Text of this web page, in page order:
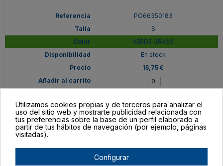
PO66350183
S
VERDE GRASS
En stock
15,75 €
Utilizamos cookies propias y de terceros para analizar el
uso del sitio web y mostrarte publicidad relacionada con
tus preferencias sobre la base de un perfil elaborado a
partir de tus hábitos de navegación (por ejemplo, páginas
visitadas).
Configurar